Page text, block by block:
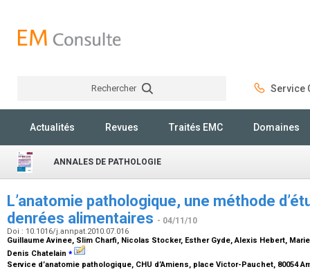
Rechercher Service
Actualités Revues Traités EMC Domaines
ANNALES DE PATHOLOGIE
L’anatomie pathologique, une méthode
denrées alimentaires - 04/11/10
Doi : 10.1016/j.annpat.2010.07.016
Guillaume Avinee, Slim Charfi, Nicolas Stocker, Esther Gyde, Alexis Hebert,
Denis Chatelain ⁎
Service d’anatomie pathologique, CHU d’Amiens, place Victor-Pauchet, 80054